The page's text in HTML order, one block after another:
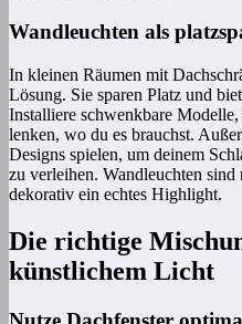
Wandleuchten als
In kleinen Räumen mit
Lösung. Sie sparen Platz und
Installiere schwenkbare
lenken, wo du es brauchst.
Designs spielen, um deinem
zu verleihen. Wandleuchten
dekorativ ein echtes Highlight.
Die richtige
künstlichem Licht